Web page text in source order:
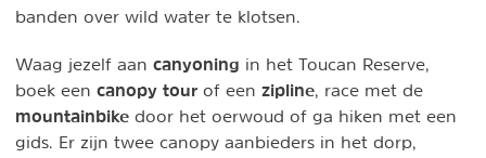
banden over wild water te klotsen.
Waag jezelf aan canyoning in het Toucan Reserve,
boek een canopy tour of een zipline , race met de
mountainbike door het oerwoud of ga hiken met een
gids. Er zijn twee canopy aanbieders in het dorp,